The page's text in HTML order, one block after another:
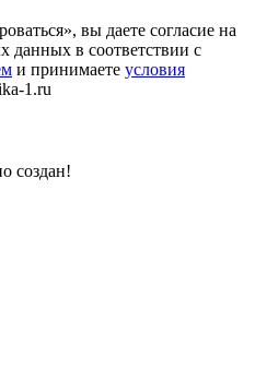
вы даете согласие на
данных в соответствии с
и принимаете условия
1.ru
создан!